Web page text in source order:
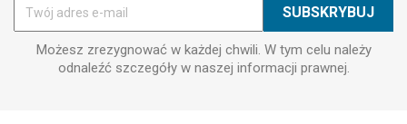
Możesz zrezygnować w każdej chwili. W tym celu należy
odnaleźć szczegóły w naszej informacji prawnej.